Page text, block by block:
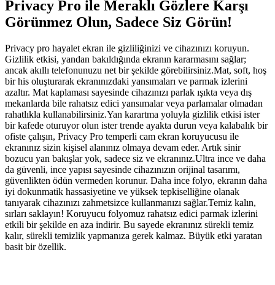
Privacy Pro ile Meraklı Gözlere Karşı
Görünmez Olun, Sadece Siz Görün!
Privacy pro hayalet ekran ile gizliliğinizi ve cihazınızı koruyun.
Gizlilik etkisi, yandan bakıldığında ekranın kararmasını sağlar;
ancak akıllı telefonunuzu net bir şekilde görebilirsiniz.Mat, soft, hoş
bir his oluşturarak ekranınızdaki yansımaları ve parmak izlerini
azaltır. Mat kaplaması sayesinde cihazınızı parlak ışıkta veya dış
mekanlarda bile rahatsız edici yansımalar veya parlamalar olmadan
rahatlıkla kullanabilirsiniz.Yan karartma yoluyla gizlilik etkisi ister
bir kafede oturuyor olun ister trende ayakta durun veya kalabalık bir
ofiste çalışın, Privacy Pro temperli cam ekran koruyucusu ile
ekranınız sizin kişisel alanınız olmaya devam eder. Artık sinir
bozucu yan bakışlar yok, sadece siz ve ekranınız.Ultra ince ve daha
da güvenli, ince yapısı sayesinde cihazınızın orijinal tasarımı,
güvenlikten ödün vermeden korunur. Daha ince folyo, ekranın daha
iyi dokunmatik hassasiyetine ve yüksek tepkiselliğine olanak
tanıyarak cihazınızı zahmetsizce kullanmanızı sağlar.Temiz kalın,
sırları saklayın! Koruyucu folyomuz rahatsız edici parmak izlerini
etkili bir şekilde en aza indirir. Bu sayede ekranınız sürekli temiz
kalır, sürekli temizlik yapmanıza gerek kalmaz. Büyük etki yaratan
basit bir özellik.